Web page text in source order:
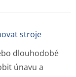
stroje
dlouhodobé
únavu a